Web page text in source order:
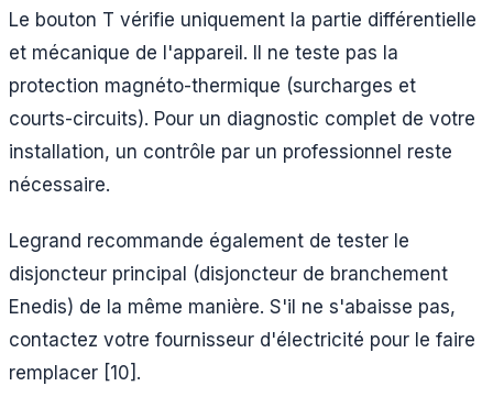
Le bouton T vérifie uniquement la partie différentielle
et mécanique de l'appareil. Il ne teste pas la
protection magnéto-thermique (surcharges et
courts-circuits). Pour un diagnostic complet de votre
installation, un contrôle par un professionnel reste
nécessaire.
Legrand recommande également de tester le
disjoncteur principal (disjoncteur de branchement
Enedis) de la même manière. S'il ne s'abaisse pas,
contactez votre fournisseur d'électricité pour le faire
remplacer [10].